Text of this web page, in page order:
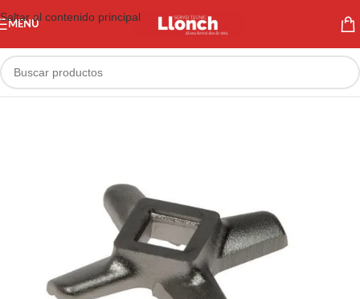
Saltar al contenido principal
MENÚ